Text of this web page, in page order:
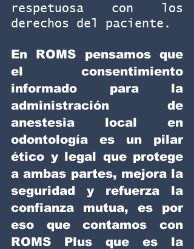
respetuosa con los
derechos del paciente.
En ROMS pensamos que
el consentimiento
informado para la
administración de
anestesia local en
odontología es un pilar
ético y legal que protege
a ambas partes, mejora la
seguridad y refuerza la
confianza mutua, es por
eso que contamos con
ROMS Plus que es la